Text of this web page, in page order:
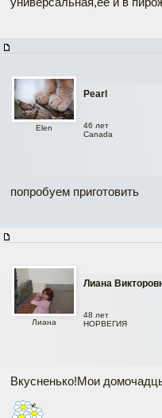
Pearl
Elen
46 лет
Canada
попробуем приготовить
Лиана
Лиана
48 лет
НОРВЕГИЯ
Вкусненько!Мои